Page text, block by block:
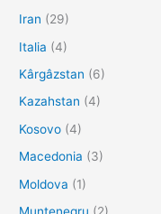
Iran (29)
Italia (4)
Kârgâzstan (6)
Kazahstan (4)
Kosovo (4)
Macedonia (3)
Moldova (1)